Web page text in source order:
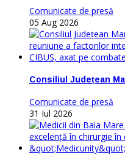
Comunicate de presă
05 Aug 2026
Consiliul Județean
Comunicate de presă
31 Iul 2026